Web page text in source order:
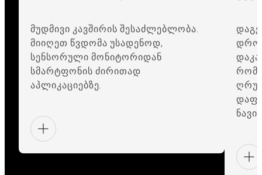
მუდმივი კავშირის შესაძლებლობა.
მიიღეთ წვდომა უსადენოდ,
სენსორული მონიტორიდან
სმარტფონის ძირითად
აპლიკაციებზე.